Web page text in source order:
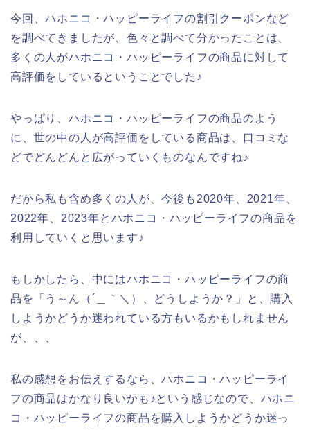
今回、ハホニコ・ハッピーライフの割引クーポンなど
を調べてきましたが、色々と調べて分かったことは、
多くの人がハホニコ・ハッピーライフの商品に対して
高評価をしているということでした♪
やっぱり、ハホニコ・ハッピーライフの商品のよう
に、世の中の人が高評価をしている商品は、口コミな
どでどんどんと広がっていくものなんですね♪
だから私も含め多くの人が、今後も2020年、2021年、
2022年、2023年とハホニコ・ハッピーライフの商品を
利用していくと思います♪
もしかしたら、中にはハホニコ・ハッピーライフの商
品を「う～ん（´＿｀＼）、どうしようか？」と、購入
しようかどうか迷われている方もいるかもしれません
が、、、
私の感想をお伝えするなら、ハホニコ・ハッピーライ
フの商品はかなり良いかも♪という感じなので、ハホニ
コ・ハッピーライフの商品を購入しようかどうか迷っ